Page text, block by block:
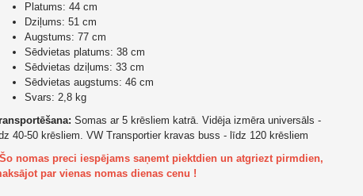
Platums: 44 cm
Dziļums: 51 cm
Augstums: 77 cm
Sēdvietas platums: 38 cm
Sēdvietas dziļums: 33 cm
Sēdvietas augstums: 46 cm
Svars: 2,8 kg
Somas ar 5 krēsliem katrā. Vidēja izmēra universāls -
40-50 krēsliem. VW Transportier kravas buss - līdz 120 krēsliem
nomas preci iespējams saņemt piektdien un atgriezt pirmdien,
par vienas nomas dienas cenu !